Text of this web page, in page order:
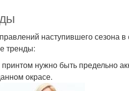
наступившего сезона
тренды:
нужно быть предельно
окрасе.